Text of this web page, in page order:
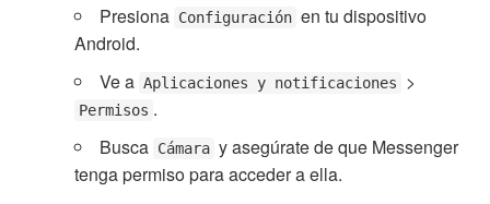
Presiona Configuración en tu dispositivo
Android.
Ve a Aplicaciones y notificaciones >
Permisos .
Busca Cámara y asegúrate de que Messenger
tenga permiso para acceder a ella.